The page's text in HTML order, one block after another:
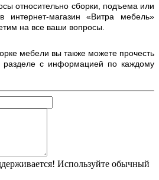
относительно сборки, подъема или
интернет-магазин «Витра мебель»
на все ваши вопросы.
мебели вы также можете прочесть
разделе с информацией по каждому
Используйте обычный